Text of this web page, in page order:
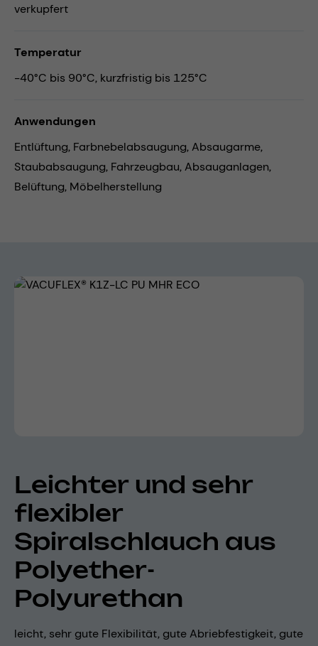
verkupfert
Temperatur
-40°C bis 90°C, kurzfristig bis 125°C
Anwendungen
Entlüftung, Farbnebelabsaugung,Absaugarme,
Staubabsaugung, Fahrzeugbau,Absauganlagen,
Belüftung, Möbelherstellung
Bildergalerie überspringen
Leichter und sehr
flexibler
Spiralschlauch aus
Polyether-
Polyurethan
leicht, sehr gute Flexibilität, gute Abriebfestigkeit, gute